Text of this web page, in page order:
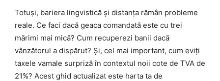
Totuși, bariera lingvistică și distanța rămân probleme
reale. Ce faci dacă geaca comandată este cu trei
mărimi mai mică? Cum recuperezi banii dacă
vânzătorul a dispărut? Și, cel mai important, cum eviți
taxele vamale surpriză în contextul noii cote de TVA de
21%? Acest ghid actualizat este harta ta de